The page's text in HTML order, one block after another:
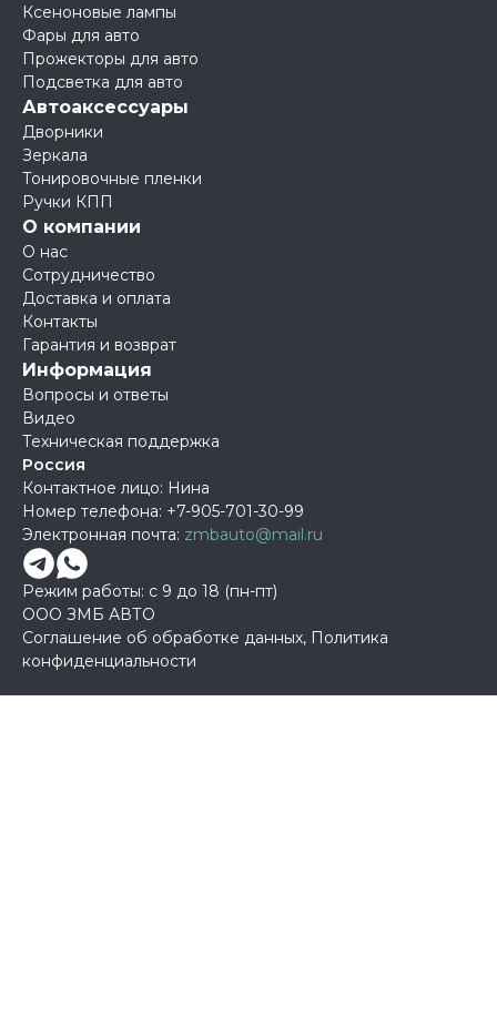
Ксеноновые лампы
Фары для авто
Прожекторы для авто
Подсветка для авто
Автоаксессуары
Дворники
Зеркала
Тонировочные пленки
Ручки КПП
О компании
О нас
Сотрудничество
Доставка и оплата
Контакты
Гарантия и возврат
Информация
Вопросы и ответы
Видео
Техническая поддержка
Россия
Контактное лицо: Нина
Номер телефона: +7-905-701-30-99
Электронная почта: zmbauto@mail.ru
Режим работы: с 9 до 18 (пн-пт)
ООО ЗМБ АВТО
Соглашение об обработке данных, Политика
конфиденциальности